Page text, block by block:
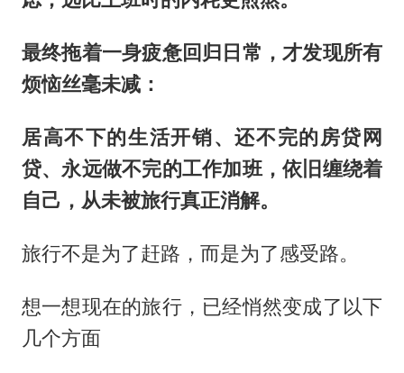
最终拖着一身疲惫回归日常，才发现所有
烦恼丝毫未减：
居高不下的生活开销、还不完的房贷网
贷、永远做不完的工作加班，依旧缠绕着
自己，从未被旅行真正消解。
旅行不是为了赶路，而是为了感受路。
想一想现在的旅行，已经悄然变成了以下
几个方面